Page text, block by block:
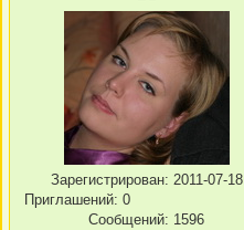
Зарегистрирован: 2011-07-18
Приглашений: 0
Сообщений: 1596